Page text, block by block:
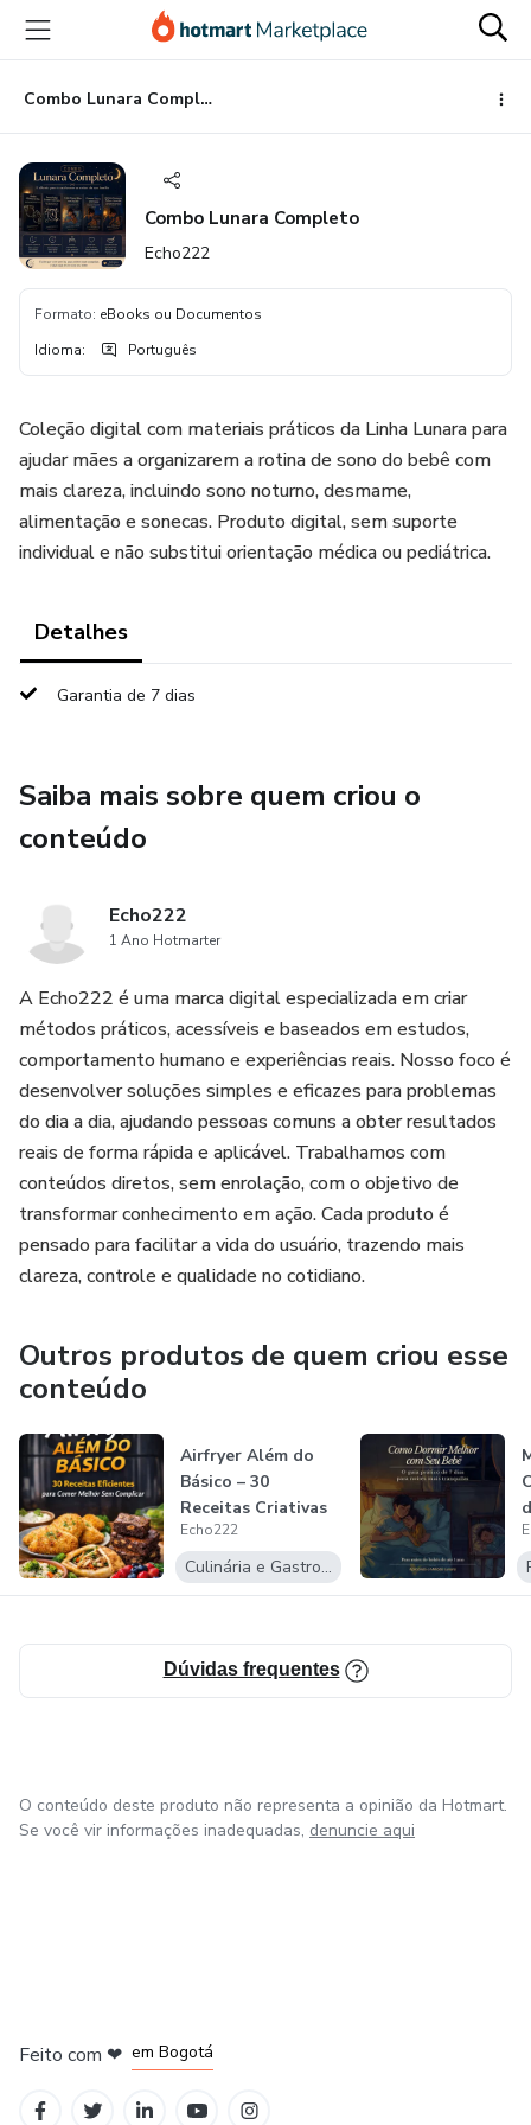
para
conteúdo
principal
para
pagamento
para
rodapé
Combo Lunara Completo
Combo Lunara Completo
Echo222
Formato: eBooks ou Documentos
Idioma: Português
Coleção digital com materiais práticos da Linha Lunara para
ajudar mães a organizarem a rotina de sono do bebê com
mais clareza, incluindo sono noturno, desmame,
alimentação e sonecas. Produto digital, sem suporte
individual e não substitui orientação médica ou pediátrica.
Detalhes
Garantia de 7 dias
Saiba mais sobre quem criou o
conteúdo
Echo222
1 Ano Hotmarter
A Echo222 é uma marca digital especializada em criar
métodos práticos, acessíveis e baseados em estudos,
comportamento humano e experiências reais. Nosso foco é
desenvolver soluções simples e eficazes para problemas
do dia a dia, ajudando pessoas comuns a obter resultados
reais de forma rápida e aplicável. Trabalhamos com
conteúdos diretos, sem enrolação, com o objetivo de
transformar conhecimento em ação. Cada produto é
pensado para facilitar a vida do usuário, trazendo mais
clareza, controle e qualidade no cotidiano.
Outros produtos de quem criou esse
conteúdo
Airfryer Além do
Básico – 30
Receitas Criativas
Para Usar de...
Echo222
Culinária e Gastronomia
Dúvidas frequentes
O conteúdo deste produto não representa a opinião da Hotmart.
Se você vir informações inadequadas, denuncie aqui
Feito com ❤ em Bogotá